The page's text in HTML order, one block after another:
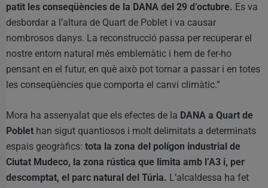
patit les conseqüències de la DANA del 29 d’octubre. Es va
desbordar a l’altura de Quart de Poblet i va causar
nombrosos danys. La reconstrucció passa per recuperar el
nostre entorn natural més emblemàtic i hem de fer-ho
pensant en el futur, en què això pot tornar a passar i en totes
les conseqüències que comporta el canvi climàtic.”
Mora ha assenyalat que els efectes de la DANA a Quart de
Poblet han sigut quantiosos i molt delimitats a determinats
espais geogràfics: tota la zona del polígon industrial de
Ciutat Mudeco, la zona rústica que limita amb l’A3 i, per
descomptat, el parc natural del Túria. L’alcaldessa ha fet